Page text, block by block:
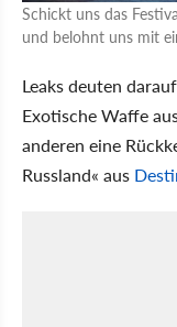
Schickt uns das
und belohnt uns mit
Leaks deuten
Exotische Waffe
anderen eine
Russland« aus